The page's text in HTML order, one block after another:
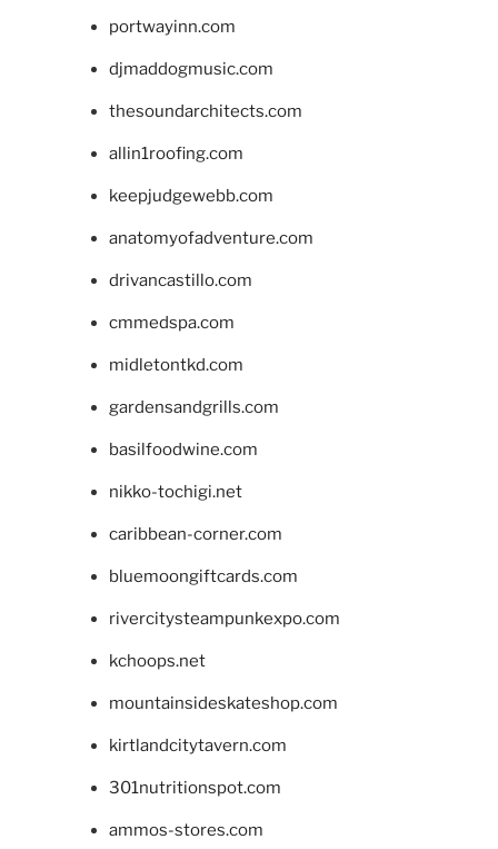
portwayinn.com
djmaddogmusic.com
thesoundarchitects.com
allin1roofing.com
keepjudgewebb.com
anatomyofadventure.com
drivancastillo.com
cmmedspa.com
midletontkd.com
gardensandgrills.com
basilfoodwine.com
nikko-tochigi.net
caribbean-corner.com
bluemoongiftcards.com
rivercitysteampunkexpo.com
kchoops.net
mountainsideskateshop.com
kirtlandcitytavern.com
301nutritionspot.com
ammos-stores.com